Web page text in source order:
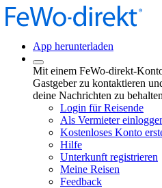
App herunterladen
Mit einem FeWo-direkt-
Gastgeber zu kontaktieren
deine Nachrichten zu
Login für Reisende
Als Vermieter
Kostenloses Konto
Hilfe
Unterkunft registrieren
Meine Reisen
Feedback